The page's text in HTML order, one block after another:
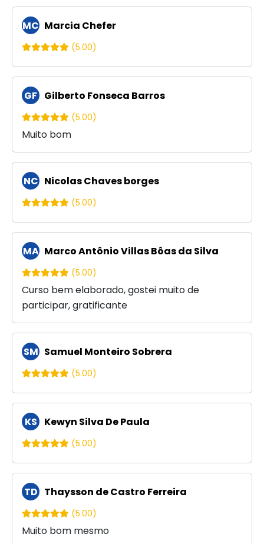
MC Marcia Chefer
(5.00)
GF Gilberto Fonseca Barros
(5.00)
Muito bom
NC Nicolas Chaves borges
(5.00)
MA Marco Antônio Villas Bôas da Silva
(5.00)
Curso bem elaborado, gostei muito de
participar, gratificante
SM Samuel Monteiro Sobrera
(5.00)
KS Kewyn Silva De Paula
(5.00)
TD Thaysson de Castro Ferreira
(5.00)
Muito bom mesmo